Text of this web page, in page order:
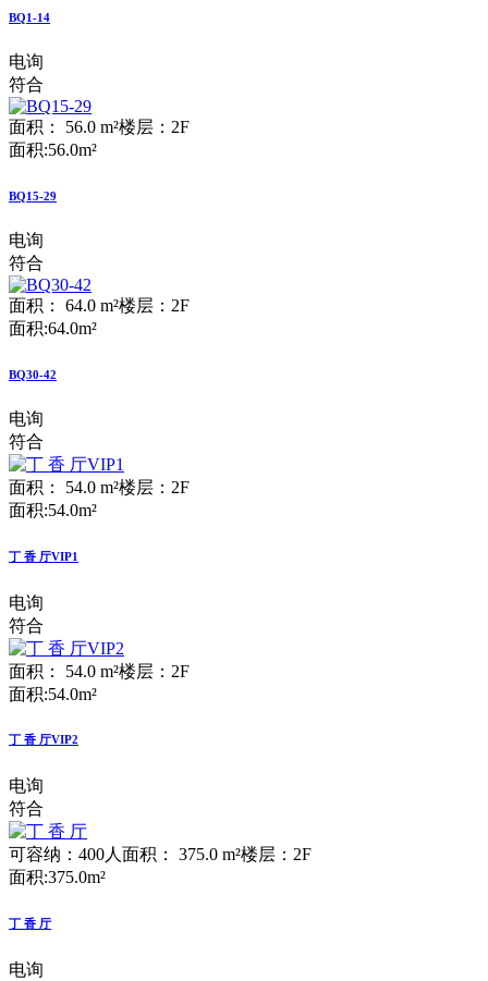
BQ1-14
电询
符合
面积： 56.0 m²楼层：2F
面积:56.0m²
BQ15-29
电询
符合
面积： 64.0 m²楼层：2F
面积:64.0m²
BQ30-42
电询
符合
面积： 54.0 m²楼层：2F
面积:54.0m²
丁 香 厅VIP1
电询
符合
面积： 54.0 m²楼层：2F
面积:54.0m²
丁 香 厅VIP2
电询
符合
可容纳：400人面积： 375.0 m²楼层：2F
面积:375.0m²
丁 香 厅
电询